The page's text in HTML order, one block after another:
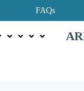
FAQs